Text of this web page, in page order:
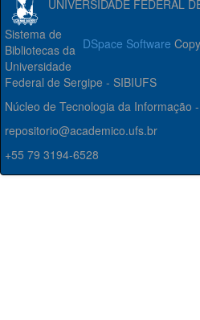
UNIVERSIDADE FEDERAL
DSpace Software
Sistema de
Bibliotecas da
Universidade
Federal de Sergipe - SIBIUFS
Núcleo de Tecnologia da Informação
repositorio@academico.ufs.br
+55 79 3194-6528